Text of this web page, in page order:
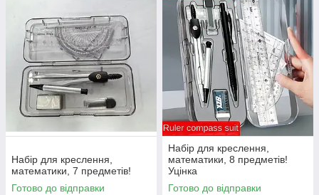
Набір для креслення,
математики, 7 предметів!
Готово до відправки
Набір для креслення,
математики, 8 предметів!
Уцінка
Готово до відправки